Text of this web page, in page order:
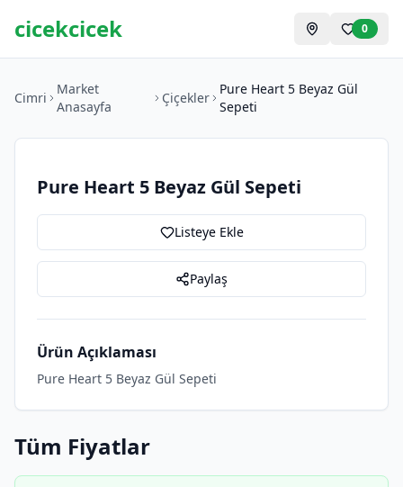
cicekcicek 0
Cimri
Market
Anasayfa
Çiçekler
Pure Heart 5 Beyaz Gül
Sepeti
Pure Heart 5 Beyaz Gül Sepeti
Listeye Ekle
Paylaş
Ürün Açıklaması
Pure Heart 5 Beyaz Gül Sepeti
Tüm Fiyatlar